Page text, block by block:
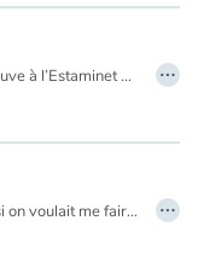
Eté 1914. La jeunesse se retrouve à l’Estaminet en bord de Seine pour de joyeuses journées d’insouciance et d’amitié, loin de la guerre qui menace. Jusqu’à ce fameux 31 juillet... …
Quand j'étais petite, à l'école, si on voulait me faire pleurer, on me traitait de "négresse". Alors ça ne manquait pas, je fondais en larmes...
…